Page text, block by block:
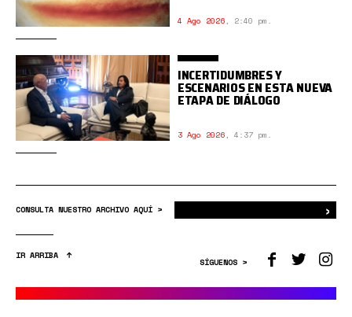
4 Ago 2026, 2:40 pm.
INCERTIDUMBRES Y
ESCENARIOS EN ESTA NUEVA
ETAPA DE DIÁLOGO
3 Ago 2026, 4:37 pm.
CONSULTA NUESTRO ARCHIVO AQUÍ > ›
IR ARRIBA
SÍGUENOS >